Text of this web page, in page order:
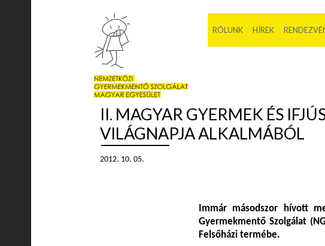
RÓLUNK HÍREK
II. MAGYAR GYERMEK ÉS
VILÁGNAPJA ALKALMÁBÓL
2012. 10. 05.
Immár másodszor hívott
Gyermekmentő Szolgálat
Felsőházi termébe.